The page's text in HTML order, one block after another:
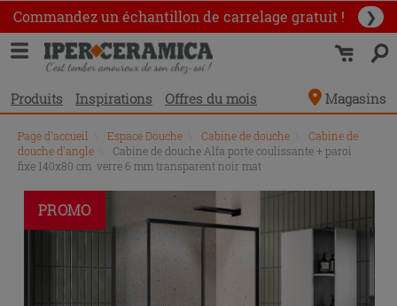
Commandez un échantillon de carrelage gratuit ! ❯
Produits Inspirations Offres du mois Magasins
Page d'accueil Espace Douche Cabine de douche
Cabine de
douche d'angle
Cabine de douche Alfa porte coulissante + paroi
fixe 140x80 cm verre 6 mm transparent noir mat
PROMO